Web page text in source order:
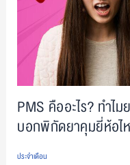
PMS คืออะไร? ทำไ
บอกพิกัดยาคุมยี่ห้อไ
ประจำเดือน